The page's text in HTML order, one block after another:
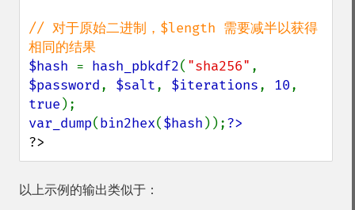
// 对于原始二进制，$length 需要减半以获得
$hash = hash_pbkdf2( "sha256"
$password, $salt, $iterations, 10
true
var_dump(bin2hex($hash ));
?>
以上示例的输出类似于：